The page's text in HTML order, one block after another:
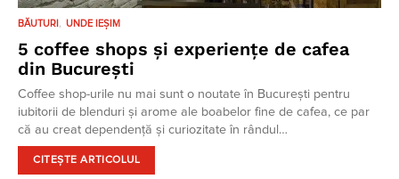
BĂUTURI UNDE IEȘIM
5 coffee shops și experiențe de cafea
din București
Coffee shop-urile nu mai sunt o noutate în București pentru
iubitorii de blenduri și arome ale boabelor fine de cafea, ce par
că au creat dependență și curiozitate în rândul…
CITEȘTE ARTICOLUL